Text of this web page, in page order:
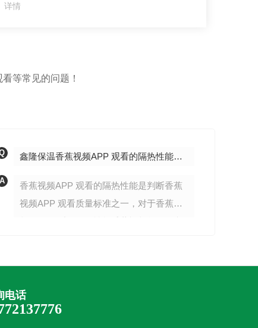
士，把加强护士队伍建设作为卫生健康事业发展重
详情
等常见的问题！
鑫隆保温香蕉视频APP 观看的隔热性能怎么样？
A
香蕉视频APP 观看的隔热性能是判断香蕉
视频APP 观看质量标准之一，对于香蕉视
助的。香蕉视频APP 观看的保温隔热性具
有高热阻、低线性、膨胀比低的特点，其
电话